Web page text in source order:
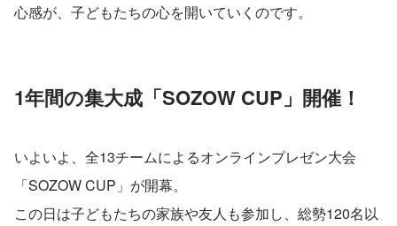
心感が、子どもたちの心を開いていくのです。
1年間の集大成「SOZOW CUP」開催！
いよいよ、全13チームによるオンラインプレゼン大会
「SOZOW CUP」が開幕。
この日は子どもたちの家族や友人も参加し、総勢120名以